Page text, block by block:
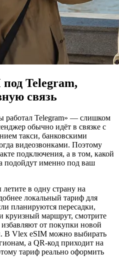
Telegram,
связь
работал Telegram» — слишком
обычно идёт в связке с
такси, банковскими
видеозвонками. Поэтому
подключения, а в том, какой
подойдут именно под ваш
в одну страну на
локальный тариф для
планируются пересадки,
круизный маршрут, смотрите
от покупки новой
В Vlex eSIM можно выбирать
а QR-код приходит на
тариф реально оформить